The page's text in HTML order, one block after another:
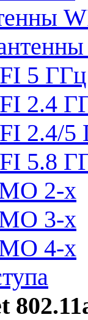
5 ГГц
2.4
2.4/5
5.8
2-x
3-x
4-x